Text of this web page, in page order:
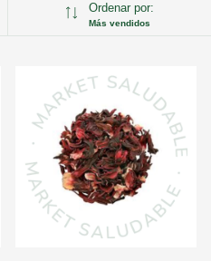
Ordenar por:
Más vendidos